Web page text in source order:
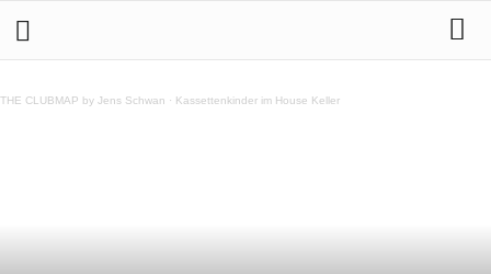
THE CLUBMAP by Jens Schwan · Kassettenkinder im House Keller